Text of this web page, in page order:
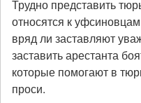
Трудно представить
относятся к
вряд ли заставляют
заставить арестанта
которые помогают в
проси.